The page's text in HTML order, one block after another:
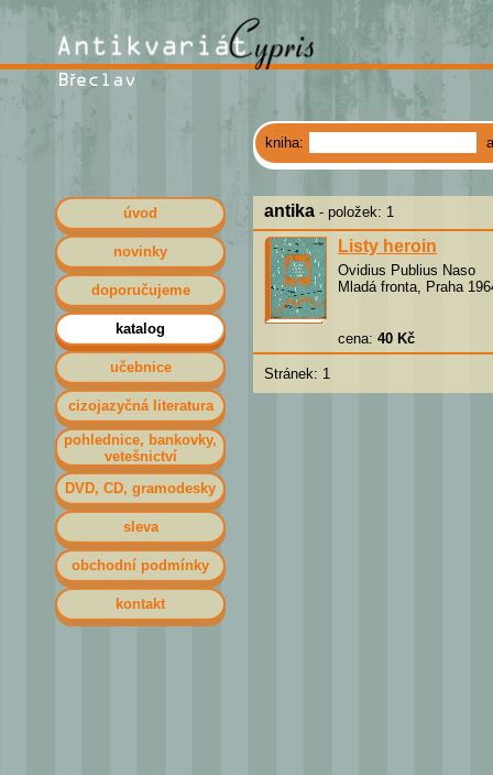
antika - položek: 1
Listy heroin
Ovidius Publius Naso
Mladá fronta, Praha
cena: 40 Kč
Stránek: 1
kniha:
úvod
novinky
doporučujeme
katalog
učebnice
cizojazyčná literatura
pohlednice, bankovky,
vetešnictví
DVD, CD, gramodesky
sleva
obchodní podmínky
kontakt